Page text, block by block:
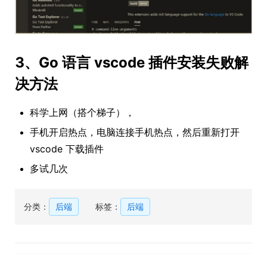
3、Go 语言 vscode 插件安装失败解
决方法
科学上网（搭个梯子），
手机开启热点，电脑连接手机热点，然后重新打开
vscode 下载插件
多试几次
分类： 后端 标签： 后端